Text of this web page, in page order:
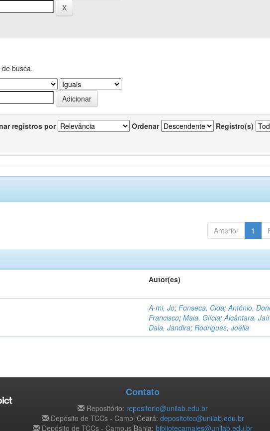
busca.
registros por Ordenar Registro(s)
Anterior 1
Autor(es)
A-mi, Jo;Fonseca, Cida;António,
Francisco;Maia, Glícia;Alcântara,
Dala, Jandira;Rodrigues, Joélia
Contato
Repositório: repositorio@unilab.edu.br
Depósito de TCCs - Campi Ceará: depositotcc@unilab.edu.br
Depósito de TCCs - Campus Bahia: bibliotecamales@unilab.edu.br